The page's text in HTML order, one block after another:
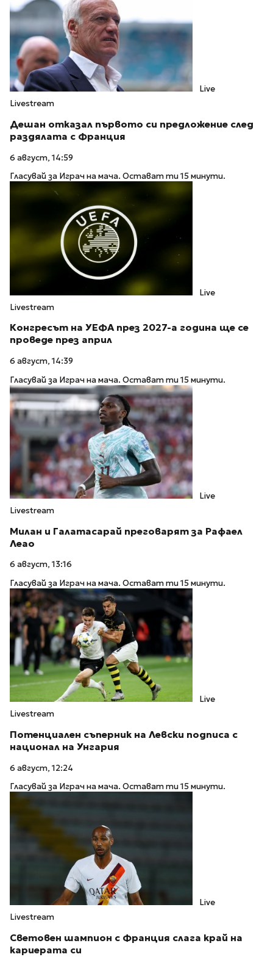
Live
Livestream
Дешан отказал първото си предложение след
раздялата с Франция
6 август, 14:59
Гласувай за Играч на мача. Остават ти 15 минути.
Live
Livestream
Конгресът на УЕФА през 2027-а година ще се
проведе през април
6 август, 14:39
Гласувай за Играч на мача. Остават ти 15 минути.
Live
Livestream
Милан и Галатасарай преговарят за Рафаел
Леао
6 август, 13:16
Гласувай за Играч на мача. Остават ти 15 минути.
Live
Livestream
Потенциален съперник на Левски подписа с
национал на Унгария
6 август, 12:24
Гласувай за Играч на мача. Остават ти 15 минути.
Live
Livestream
Световен шампион с Франция слага край на
кариерата си